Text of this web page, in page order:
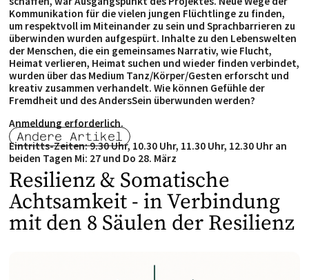
Kommunikation für die vielen jungen Flüchtlinge zu finden,
um respektvoll im Miteinander zu sein und Sprachbarrieren zu
überwinden wurden aufgespürt. Inhalte zu den Lebenswelten
der Menschen, die ein gemeinsames Narrativ, wie Flucht,
Heimat verlieren, Heimat suchen und wieder finden verbindet,
wurden über das Medium Tanz/Körper/Gesten erforscht und
kreativ zusammen verhandelt. Wie können Gefühle der
Fremdheit und des AndersSein überwunden werden?
Anmeldung erforderlich.
Eintritts-Zeiten: 9.30 Uhr, 10.30 Uhr, 11.30 Uhr, 12.30 Uhr an
beiden Tagen Mi: 27 und Do 28. März
Andere Artikel
Resilienz & Somatische
Achtsamkeit - in Verbindung
mit den 8 Säulen der Resilienz